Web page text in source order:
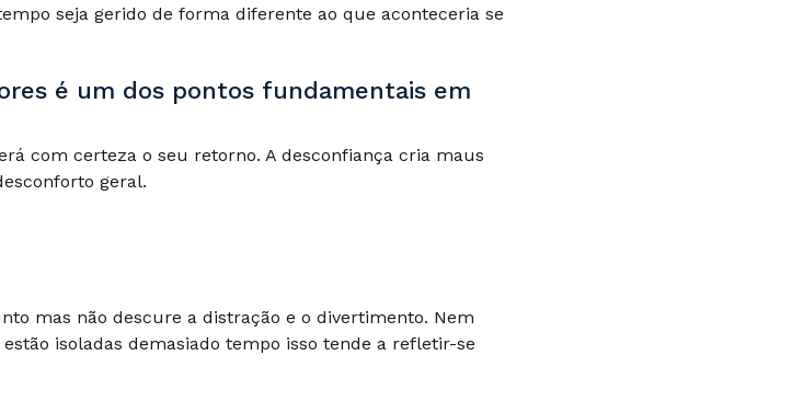
seja gerido de forma diferente ao que aconteceria se
é um dos pontos fundamentais em
com certeza o seu retorno. A desconfiança cria maus
geral.
mas não descure a distração e o divertimento. Nem
isoladas demasiado tempo isso tende a refletir-se